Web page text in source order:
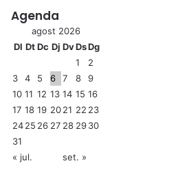
r
s
o
s
a
m
Agenda
agost 2026
Dl DtDc Dj DvDsDg
1
2
3
4 5 6 7 8
9
10 11 12 13 14 15 16
17 18 19 2021 22 23
2425 26 27 28 2930
31
« jul.
set. »